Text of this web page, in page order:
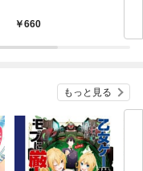
660
もっと見る